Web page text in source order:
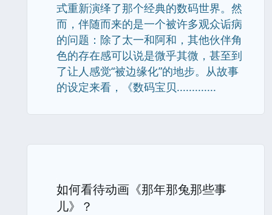
式重新演绎了那个经典的数码世界。然
而，伴随而来的是一个被许多观众诟病
的问题：除了太一和阿和，其他伙伴角
色的存在感可以说是微乎其微，甚至到
了让人感觉“被边缘化”的地步。从故事
的设定来看，《数码宝贝.............
如何看待动画《那年那兔那些事
儿》？